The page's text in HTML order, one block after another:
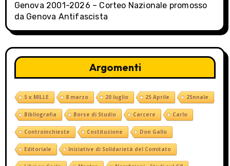
Genova 2001-2026 – Corteo Nazionale promosso
da Genova Antifascista
Argomenti
5 x MILLE 8 marzo 20 luglio 25 Aprile 25nnale
Bibliografia Borse di Studio Carcere Carlo
Controinchieste Costituzione Don Gallo
Editoriale Iniziative di Solidarietà del Comitato